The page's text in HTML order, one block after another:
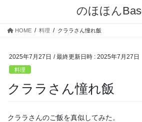
のほほん
HOME 料理 クララさん憧れ飯
2025年7月27日 / 最終更新日時 : 2025年7月27日
料理
クララさん憧れ飯
クララさんのご飯を真似してみた。